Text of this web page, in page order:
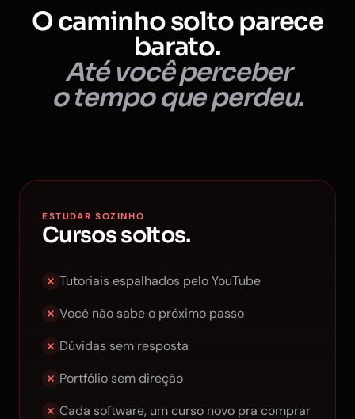
O caminho solto parece
barato.
Até você perceber
o tempo que perdeu.
ESTUDAR SOZINHO
Cursos soltos.
Tutoriais espalhados pelo YouTube
Você não sabe o próximo passo
Dúvidas sem resposta
Portfólio sem direção
Cada software, um curso novo pra comprar